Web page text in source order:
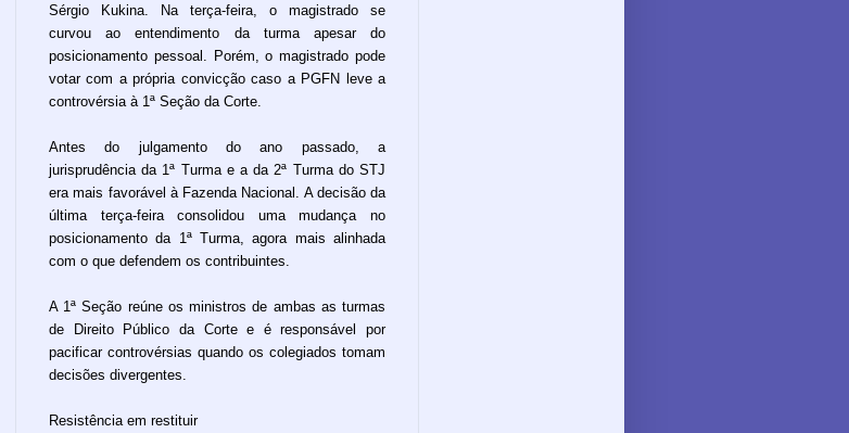
Sérgio Kukina. Na terça-feira, o magistrado se
curvou ao entendimento da turma apesar do
posicionamento pessoal. Porém, o magistrado pode
votar com a própria convicção caso a PGFN leve a
controvérsia à 1ª Seção da Corte.
Antes do julgamento do ano passado, a
jurisprudência da 1ª Turma e a da 2ª Turma do STJ
era mais favorável à Fazenda Nacional. A decisão da
última terça-feira consolidou uma mudança no
posicionamento da 1ª Turma, agora mais alinhada
com o que defendem os contribuintes.
A 1ª Seção reúne os ministros de ambas as turmas
de Direito Público da Corte e é responsável por
pacificar controvérsias quando os colegiados tomam
decisões divergentes.
Resistência em restituir